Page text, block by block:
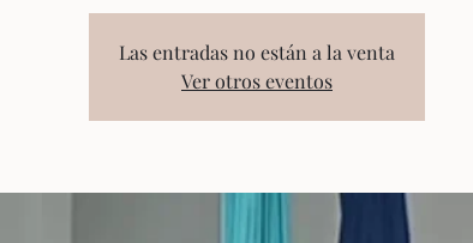
Las entradas no están a la venta
Ver otros eventos